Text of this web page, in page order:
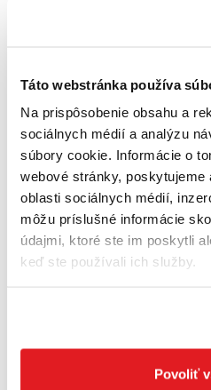
Táto webstránka používa
Na prispôsobenie obsahu a
sociálnych médií a analýzu
súbory cookie. Informácie o
webové stránky, poskytujeme
oblasti sociálnych médií,
môžu príslušné informácie
údajmi, ktoré ste im poskytli
keď ste používali ich služby.
Povoliť
Kód produktu
Typ akumulátora Li-ion
Dodávaný v −
Hmotnosť (kg) 0.612
Kapacita akumulátora
Systém M18